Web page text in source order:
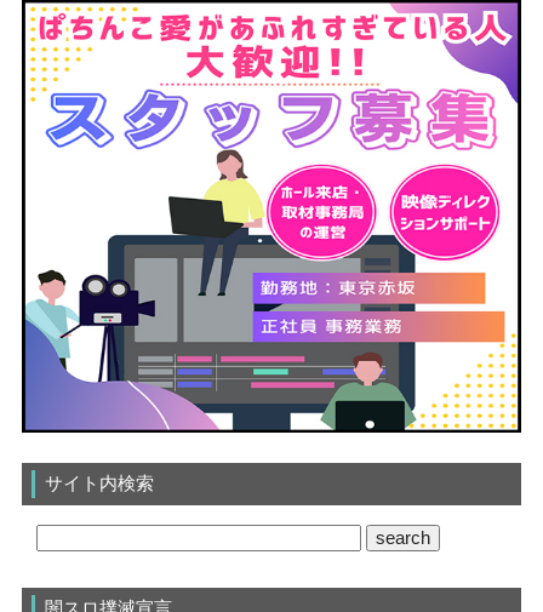
サイト内検索